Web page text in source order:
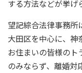
する方法などが挙げ
望記綜合法律事務所
大田区を中心に、神
お住まいの皆様のト
のみならず、離婚対